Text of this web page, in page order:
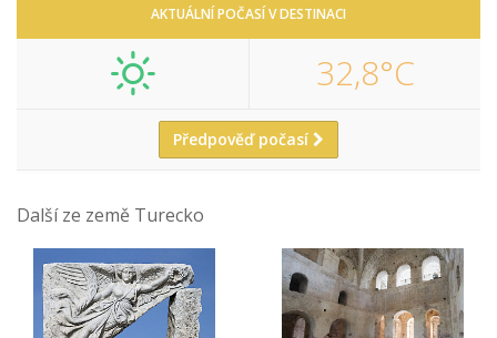
AKTUÁLNÍ POČASÍ V DESTINACI
32,8°C
Předpověď počasí
Další ze země Turecko